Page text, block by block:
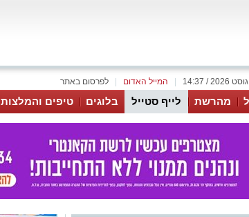
לפרסום באתר המייל האדום
מהרשת לייף סטייל בלוגים טיפים והמלצות